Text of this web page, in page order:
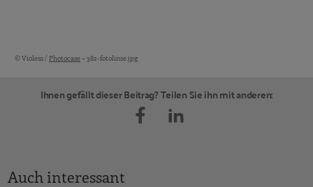
Bildquellen und Copyright-Hinweise
© Violess / Photocase– 382-fotolinse.jpg
Ihnen gefällt dieser Beitrag? Teilen Sie ihn mit anderen:
Auch interessant